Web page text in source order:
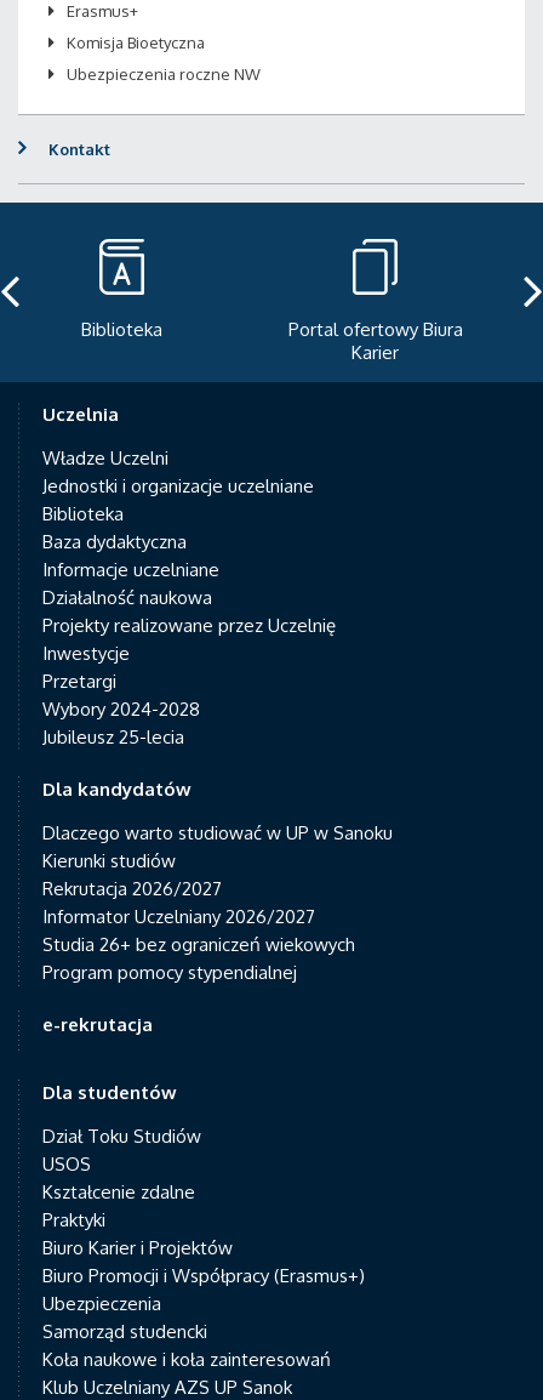
Erasmus+
Komisja Bioetyczna
Ubezpieczenia roczne NW
Kontakt
Portal ofertowy Biura
Newsletter
Uczelnia
Władze Uczelni
Jednostki i organizacje uczelniane
Biblioteka
Baza dydaktyczna
Informacje uczelniane
Działalność naukowa
Projekty realizowane przez Uczelnię
Inwestycje
Przetargi
Wybory 2024-2028
Jubileusz 25-lecia
Dla kandydatów
Dlaczego warto studiować w UP w Sanoku
Kierunki studiów
Rekrutacja 2026/2027
Informator Uczelniany 2026/2027
Studia 26+ bez ograniczeń wiekowych
Program pomocy stypendialnej
e-rekrutacja
Dla studentów
Dział Toku Studiów
USOS
Kształcenie zdalne
Praktyki
Biuro Karier i Projektów
Biuro Promocji i Współpracy (Erasmus+)
Ubezpieczenia
Samorząd studencki
Koła naukowe i koła zainteresowań
Klub Uczelniany AZS UP Sanok